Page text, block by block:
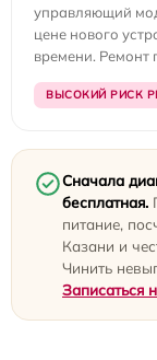
управляющий
цене нового
времени. Ремонт
ВЫСОКИЙ РИСК
Сначала
бесплатная.
питание,
Казани и
Чинить
Записаться